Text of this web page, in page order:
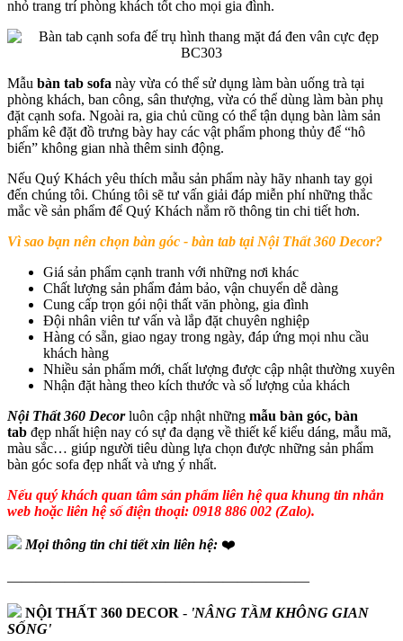
nhỏ trang trí phòng khách tốt cho mọi gia đình.
Mẫu bàn tab sofa này vừa có thể sử dụng làm bàn uống trà tại
phòng khách, ban công, sân thượng, vừa có thể dùng làm bàn phụ
đặt cạnh sofa. Ngoài ra, gia chủ cũng có thể tận dụng bàn làm sản
phẩm kê đặt đồ trưng bày hay các vật phẩm phong thủy để “hô
biến” không gian nhà thêm sinh động.
Nếu Quý Khách yêu thích mẫu sản phẩm này hãy nhanh tay gọi
đến chúng tôi. Chúng tôi sẽ tư vấn giải đáp miễn phí những thắc
mắc về sản phẩm để Quý Khách nắm rõ thông tin chi tiết hơn.
Vì sao bạn nên chọn bàn góc - bàn tab tại Nội Thất 360 Decor?
Giá sản phẩm cạnh tranh với những nơi khác
Chất lượng sản phẩm đảm bảo, vận chuyển dễ dàng
Cung cấp trọn gói nội thất văn phòng, gia đình
Đội nhân viên tư vấn và lắp đặt chuyên nghiệp
Hàng có sẵn, giao ngay trong ngày, đáp ứng mọi nhu cầu
khách hàng
Nhiều sản phẩm mới, chất lượng được cập nhật thường xuyên
Nhận đặt hàng theo kích thước và số lượng của khách
Nội Thất 360 Decorluôn cập nhật những mẫu bàn góc, bàn
tab đẹp nhất hiện nay có sự đa dạng về thiết kế kiểu dáng, mẫu mã,
màu sắc… giúp người tiêu dùng lựa chọn được những sản phẩm
bàn góc sofa đẹp nhất và ưng ý nhất.
Nếu quý khách quan tâm sản phẩm liên hệ qua khung tin nhắn
web hoặc liên hệ số điện thoại: 0918 886 002 (Zalo).
Mọi thông tin chi tiết xin liên hệ: ❤️
—————————————————————
NỘI THẤT 360 DECOR - 'NÂNG TẦM KHÔNG GIAN
SỐNG'